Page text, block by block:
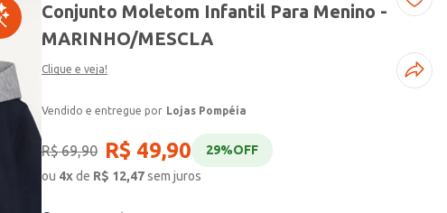
Conjunto Moletom Infantil Para Menino -
MARINHO/MESCLA
Clique e veja!
Lojas Pompéia
R$ 69,90 R$ 49,90 29%OFF
ou 4xde R$ 12,47sem juros